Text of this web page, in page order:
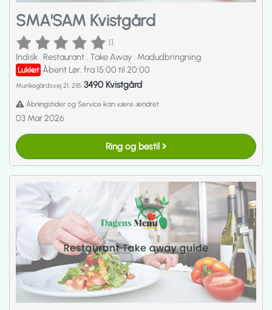
SMA'SAM Kvistgård
[]
Indisk Restaurant Take Away Madudbringning
Lukket Åbent Lør. fra 15:00 til 20:00
Munkegårdsvej 21, 21B, 3490 Kvistgård
Åbningstider og Service kan være ændret
03 Mar 2026
Ring og bestil